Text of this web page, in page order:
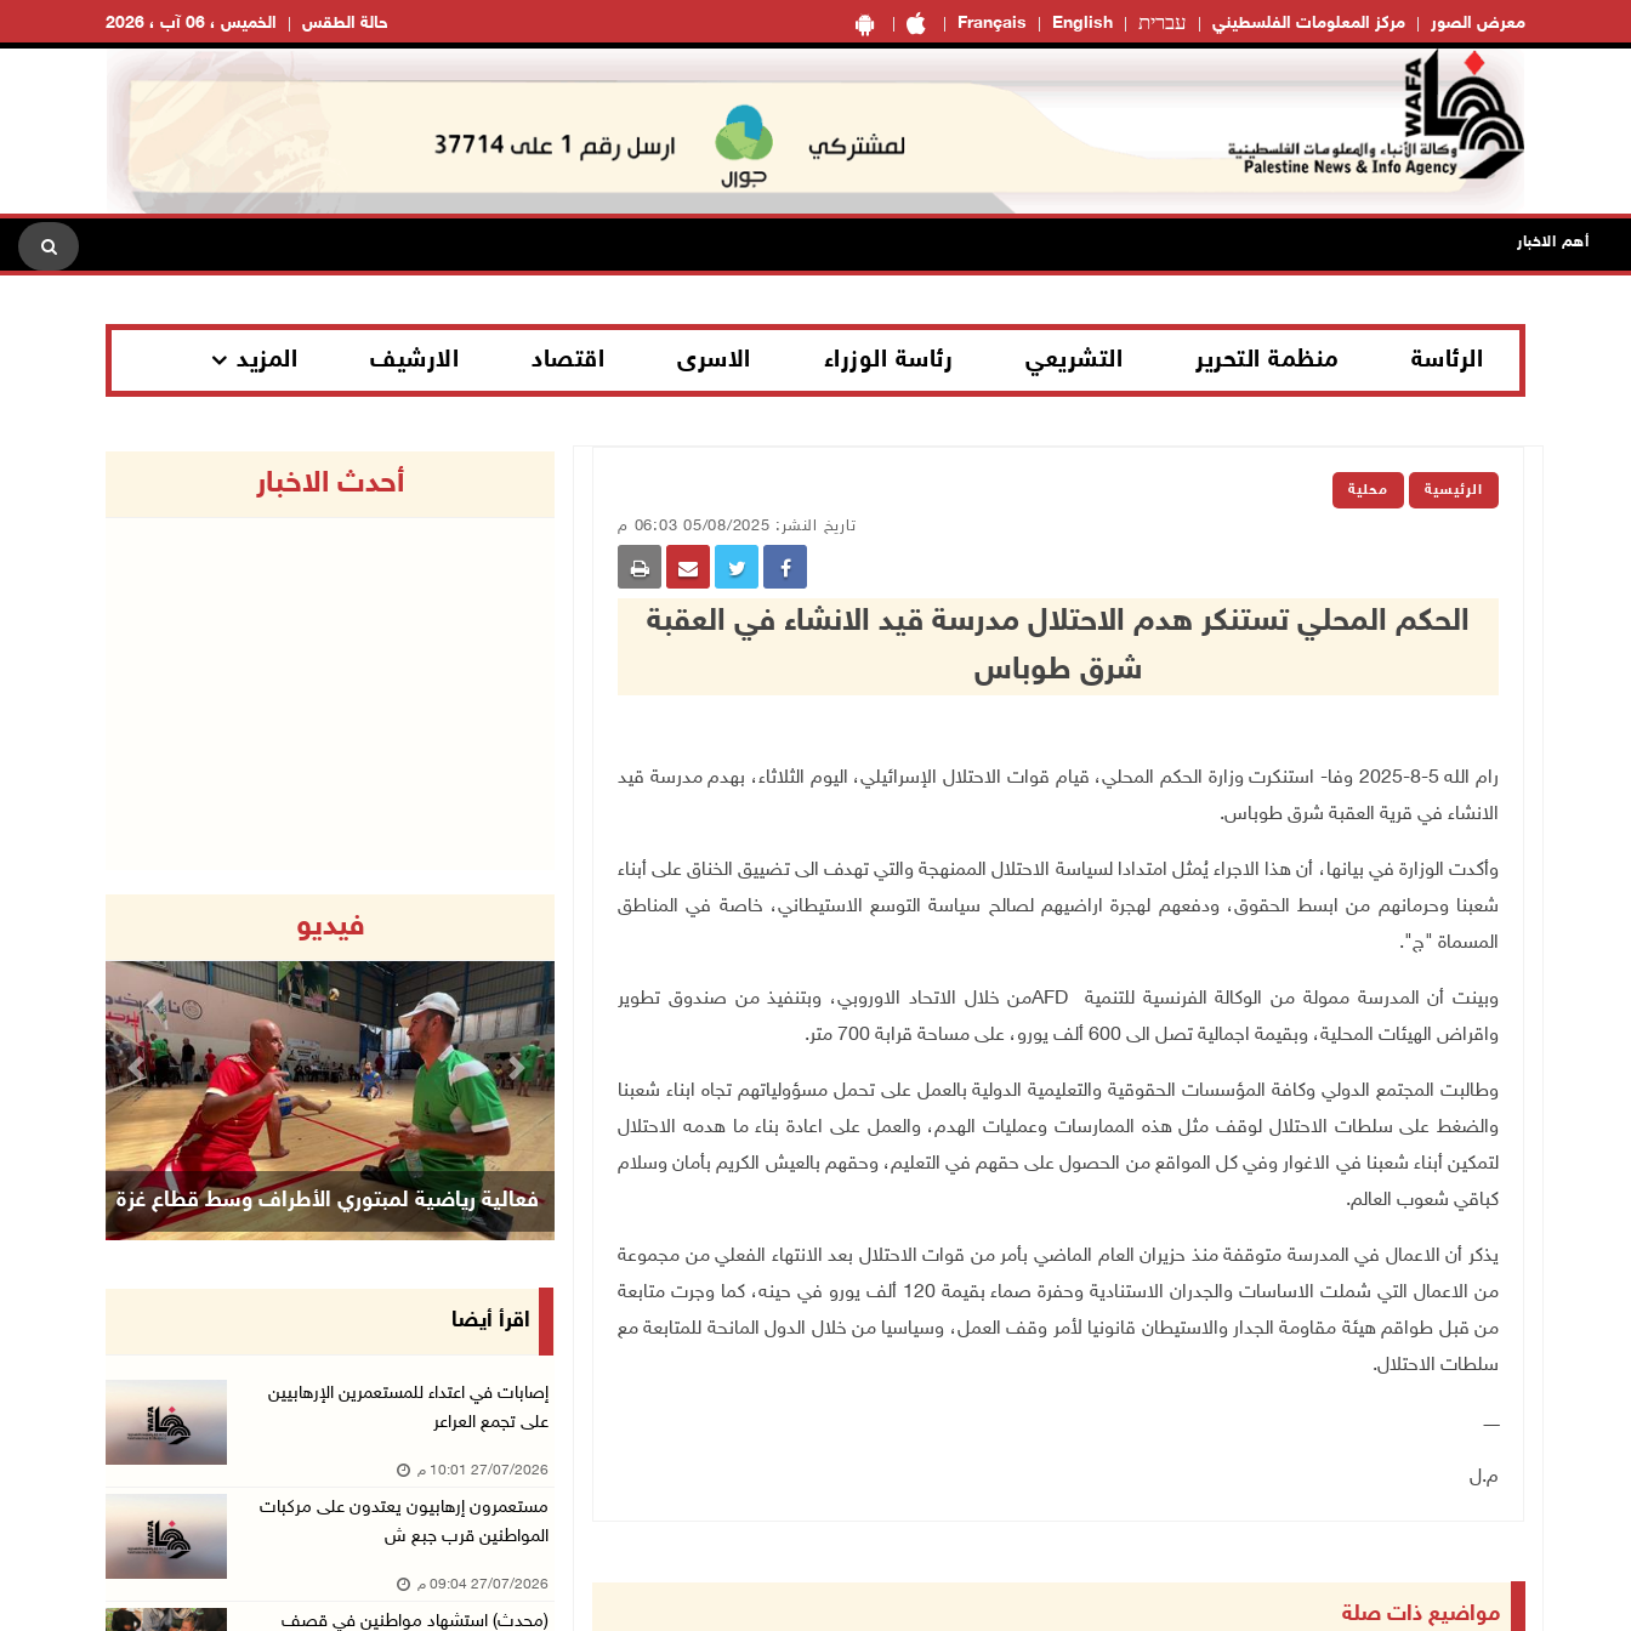
Français English עברית مركز المعلومات الفلسطيني معرض الصور الخميس ، 06 آب ، 2026 حالة الطقس
أهم الاخبار
الرئاسة منظمة التحرير التشريعي رئاسة الوزراء الاسرى اقتصاد الارشيف المزيد
الرئيسية محلية
تاريخ النشر: 05/08/2025 06:03 م
الحكم المحلي تستنكر هدم الاحتلال مدرسة قيد الانشاء في العقبة
شرق طوباس
رام الله 5-8-2025 وفا- استنكرت وزارة الحكم المحلي، قيام قوات الاحتلال الإسرائيلي، اليوم الثلاثاء، بهدم مدرسة قيد
الانشاء في قرية العقبة شرق طوباس.
وأكدت الوزارة في بيانها، أن هذا الاجراء يُمثل امتدادا لسياسة الاحتلال الممنهجة والتي تهدف الى تضييق الخناق على أبناء
شعبنا وحرمانهم من ابسط الحقوق، ودفعهم لهجرة اراضيهم لصالح سياسة التوسع الاستيطاني، خاصة في المناطق
المسماة "ج".
وبينت أن المدرسة ممولة من الوكالة الفرنسية للتنمية AFDمن خلال الاتحاد الاوروبي، وبتنفيذ من صندوق تطوير
واقراض الهيئات المحلية، وبقيمة اجمالية تصل الى 600 ألف يورو، على مساحة قرابة 700 متر.
وطالبت المجتمع الدولي وكافة المؤسسات الحقوقية والتعليمية الدولية بالعمل على تحمل مسؤولياتهم تجاه ابناء شعبنا
والضغط على سلطات الاحتلال لوقف مثل هذه الممارسات وعمليات الهدم، والعمل على اعادة بناء ما هدمه الاحتلال
لتمكين أبناء شعبنا في الاغوار وفي كل المواقع من الحصول على حقهم في التعليم، وحقهم بالعيش الكريم بأمان وسلام
كباقي شعوب العالم.
يذكر أن الاعمال في المدرسة متوقفة منذ حزيران العام الماضي بأمر من قوات الاحتلال بعد الانتهاء الفعلي من مجموعة
من الاعمال التي شملت الاساسات والجدران الاستنادية وحفرة صماء بقيمة 120 ألف يورو في حينه، كما وجرت متابعة
من قبل طواقم هيئة مقاومة الجدار والاستيطان قانونيا لأمر وقف العمل، وسياسيا من خلال الدول المانحة للمتابعة مع
سلطات الاحتلال.
ــــــ
م.ل
مواضيع ذات صلة
أحدث الاخبار
فيديو
فعالية رياضية لمبتوري قصف إسرائيلي يستهدف حي الشجاعية بغزة
Previous Next
اقرأ أيضا
إصابات في اعتداء للمستعمرين الإرهابيين
على تجمع العراعر
27/07/2026 10:01 م
مستعمرون إرهابيون يعتدون على مركبات
المواطنين قرب جبع ش
27/07/2026 09:04 م
(محدث) استشهاد مواطنين في قصف